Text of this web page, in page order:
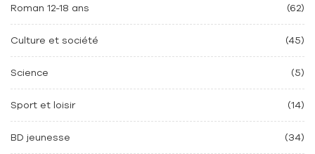
Roman 12-18 ans (62)
Culture et société (45)
Science (5)
Sport et loisir (14)
BD jeunesse (34)